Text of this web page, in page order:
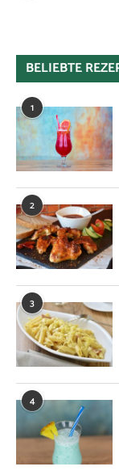
BELIEBTE
1
2
3
4